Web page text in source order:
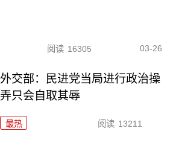
阅读 16305 03-26
外交部：民进党当局进行政治操
弄只会自取其辱
最热 阅读 13211